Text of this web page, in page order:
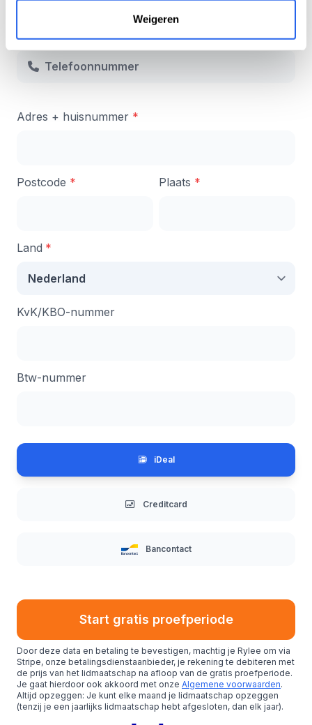
Weigeren
Telefoonnummer *
Adres + huisnummer *
Postcode * Plaats *
Land *
KvK/KBO-nummer
Btw-nummer
iDeal
Creditcard
Bancontact
Start gratis proefperiode
Door deze data en betaling te bevestigen, machtig je Rylee om via
Stripe, onze betalingsdienstaanbieder, je rekening te debiteren met
de prijs van het lidmaatschap na afloop van de gratis proefperiode.
Je gaat hierdoor ook akkoord met onze Algemene voorwaarden.
Altijd opzeggen: Je kunt elke maand je lidmaatschap opzeggen
(tenzij je een jaarlijks lidmaatschap hebt afgesloten, dan elk jaar).